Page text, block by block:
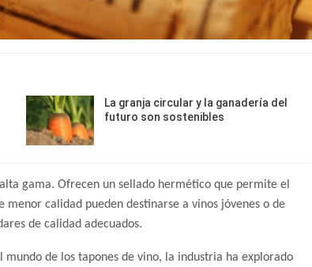
La granja circular y la ganadería del
futuro son sostenibles
gama. Ofrecen un sellado hermético que permite el
calidad pueden destinarse a vinos jóvenes o de
de calidad adecuados.
de los tapones de vino, la industria ha explorado